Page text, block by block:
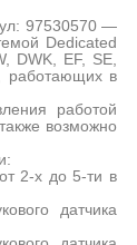
97530570 —
Dedicated
DWK, EF, SE,
работающих в
работой
возможно
2-х до 5-ти в
датчика